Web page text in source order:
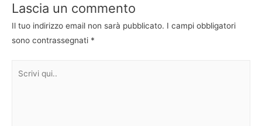
Lascia un commento
Il tuo indirizzo email non sarà pubblicato. I campi obbligatori
sono contrassegnati *